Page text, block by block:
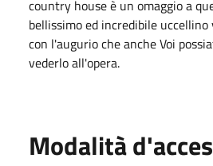
country house è un omaggio a
bellissimo ed incredibile
con l'augurio che anche Voi
vederlo all'opera.
Modalità